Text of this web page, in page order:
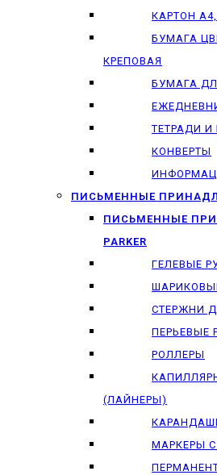
КАРТОН
БУМАГА
КРЕПОВАЯ
БУМАГА
ТЕТРАДИ
КОНВЕРТЫ
ПИСЬМЕННЫЕ
ПИСЬМЕННЫЕ
PARKER
ГЕЛЕВЫЕ
СТЕРЖНИ
ПЕРЬЕВЫЕ
РОЛЛЕРЫ
(ЛАЙНЕРЫ)
МАРКЕРЫ